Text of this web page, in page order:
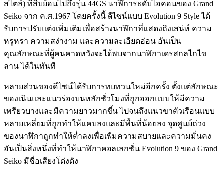
สไตล์) ที่สืบย้อนไปถึงรุ่น 44GS นาฬิการะดับไอคอนของ Grand
Seiko จาก ค.ศ.1967 โดยครั้งนี้ ดีไซน์แบบ Evolution 9 Style ได้
รับการปรับแต่งเพิ่มเติมเพื่อสร้างนาฬิกาที่แสดงถึงเสน่ห์ ความ
หรูหรา ความสง่างาม และความละเอียดอ่อน อันเป็น
คุณลักษณะที่ผู้คนคาดหวังจะได้พบจากนาฬิกาเดรสกลไกไข
ลาน ได้ในทันที
หลายส่วนของดีไซน์ได้รับการทบทวนใหม่อีกครั้ง ตั้งแต่ลักษณะ
ของเนินและแนวร่องบนหลักชั่วโมงที่ถูกออกแบบให้มีความ
เพรียวบางและมีความยาวมากขึ้น ไปจนถึงแนวขาตัวเรือนแบบ
หลายเหลี่ยมที่ถูกทำให้แคบลงและมีพื้นที่น้อยลง จุดศูนย์ถ่วง
ของนาฬิกาถูกทำให้ต่ำลงเพื่อเพิ่มความสบายและความมั่นคง
อันเป็นสิ่งหนึ่งที่ทำให้นาฬิกาคอลเลกชั่น Evolution 9 ของ Grand
Seiko มีชื่อเสียงโด่งดัง